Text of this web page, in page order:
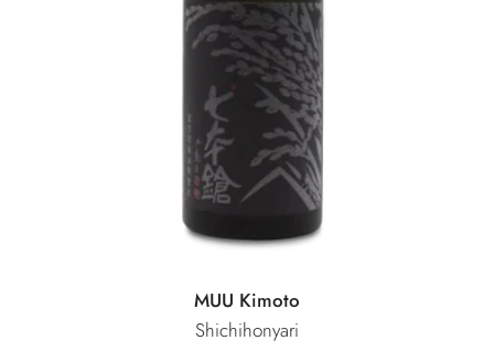
MUU Kimoto
Shichihonyari